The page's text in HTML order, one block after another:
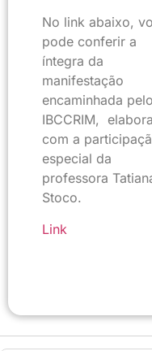
No link abaixo,
pode conferir a
íntegra da
manifestação
encaminhada pelo
IBCCRIM,
com a
especial da
professora
Stoco.
Link